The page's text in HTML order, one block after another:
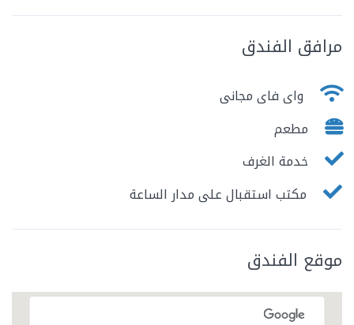
مرافق الفندق
واى فاى مجانى
مطعم
خدمة الغرف
مكتب استقبال على مدار الساعة
موقع الفندق